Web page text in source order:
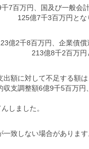
7百万円、国及び一般会
となりま
億2千8百万円、企業債
円となり
額に対して不足する額
支調整額6億9千5百万
百万円
しました。
致しない場合がありま